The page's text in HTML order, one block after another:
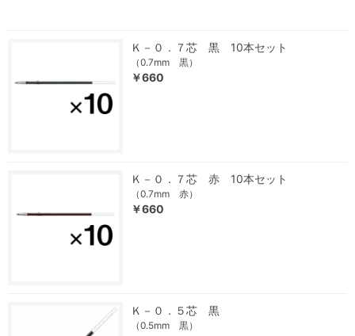
Ｋ－０．７芯 黒 10本セット
（0.7mm 黒）
￥660
Ｋ－０．７芯 赤 10本セット
（0.7mm 赤）
￥660
Ｋ－０．５芯 黒
（0.5mm 黒）